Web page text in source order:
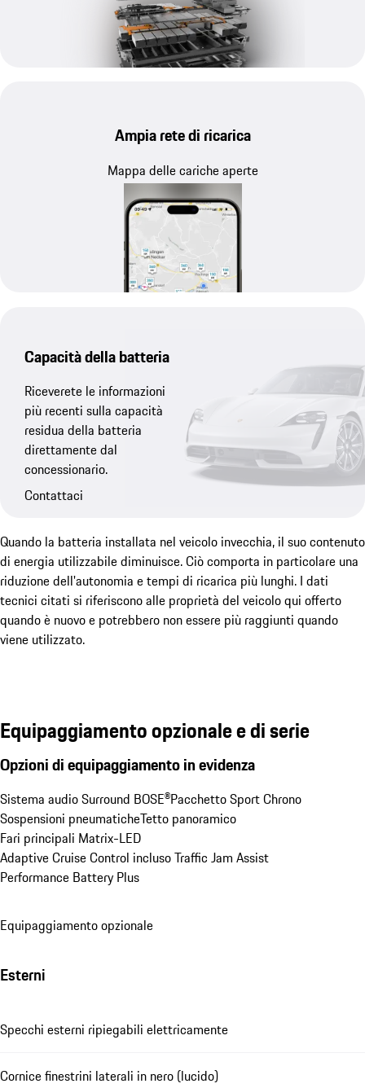
Ampia rete di ricarica
Mappa delle cariche aperte
Capacità della batteria
Riceverete le informazioni
più recenti sulla capacità
residua della batteria
direttamente dal
concessionario.
Contattaci
Quando la batteria installata nel veicolo invecchia, il suo contenuto
di energia utilizzabile diminuisce. Ciò comporta in particolare una
riduzione dell'autonomia e tempi di ricarica più lunghi. I dati
tecnici citati si riferiscono alle proprietà del veicolo qui offerto
quando è nuovo e potrebbero non essere più raggiunti quando
viene utilizzato.
Equipaggiamento opzionale e di serie
Opzioni di equipaggiamento in evidenza
Sistema audio Surround BOSE®Pacchetto Sport Chrono
Sospensioni pneumaticheTetto panoramico
Fari principali Matrix-LED
Adaptive Cruise Control incluso Traffic Jam Assist
Performance Battery Plus
Equipaggiamento opzionale
Esterni
Specchi esterni ripiegabili elettricamente
Cornice finestrini laterali in nero (lucido)